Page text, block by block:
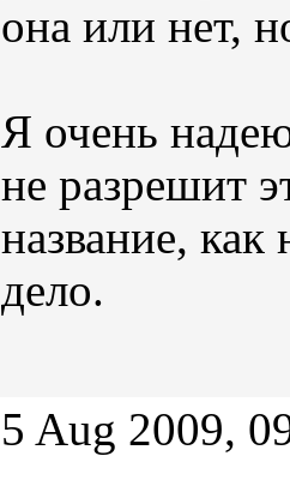
она или нет,
Я очень
не разрешит
название,
дело.
5 Aug 2009,